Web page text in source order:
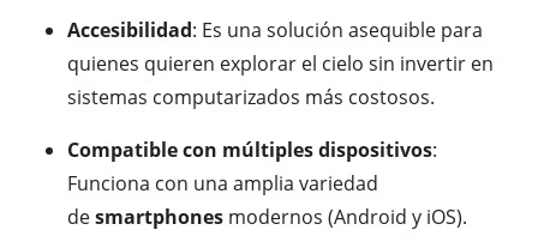
Accesibilidad: Es una solución asequible para
quienes quieren explorar el cielo sin invertir en
sistemas computarizados más costosos.
Compatible con múltiples dispositivos:
Funciona con una amplia variedad
desmartphones modernos (Android y iOS).